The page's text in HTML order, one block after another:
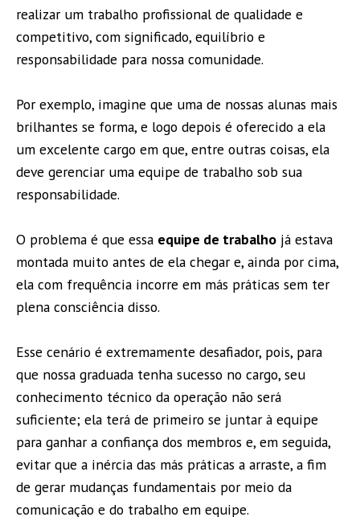
realizar um trabalho profissional de qualidade e
competitivo, com significado, equilíbrio e
responsabilidade para nossa comunidade.
Por exemplo, imagine que uma de nossas alunas mais
brilhantes se forma, e logo depois é oferecido a ela
um excelente cargo em que, entre outras coisas, ela
deve gerenciar uma equipe de trabalho sob sua
responsabilidade.
O problema é que essa equipe de trabalho já estava
montada muito antes de ela chegar e, ainda por cima,
ela com frequência incorre em más práticas sem ter
plena consciência disso.
Esse cenário é extremamente desafiador, pois, para
que nossa graduada tenha sucesso no cargo, seu
conhecimento técnico da operação não será
suficiente; ela terá de primeiro se juntar à equipe
para ganhar a confiança dos membros e, em seguida,
evitar que a inércia das más práticas a arraste, a fim
de gerar mudanças fundamentais por meio da
comunicação e do trabalho em equipe.